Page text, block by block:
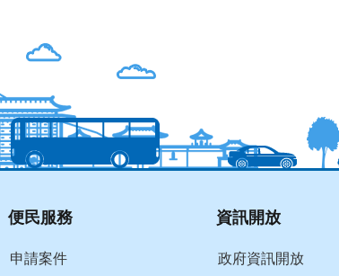
便民服務
申請案件
資訊開放
政府資訊開放